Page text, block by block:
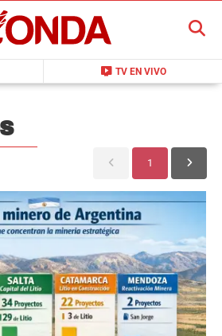
live_tv TV EN VIVO
BUSCAR
1